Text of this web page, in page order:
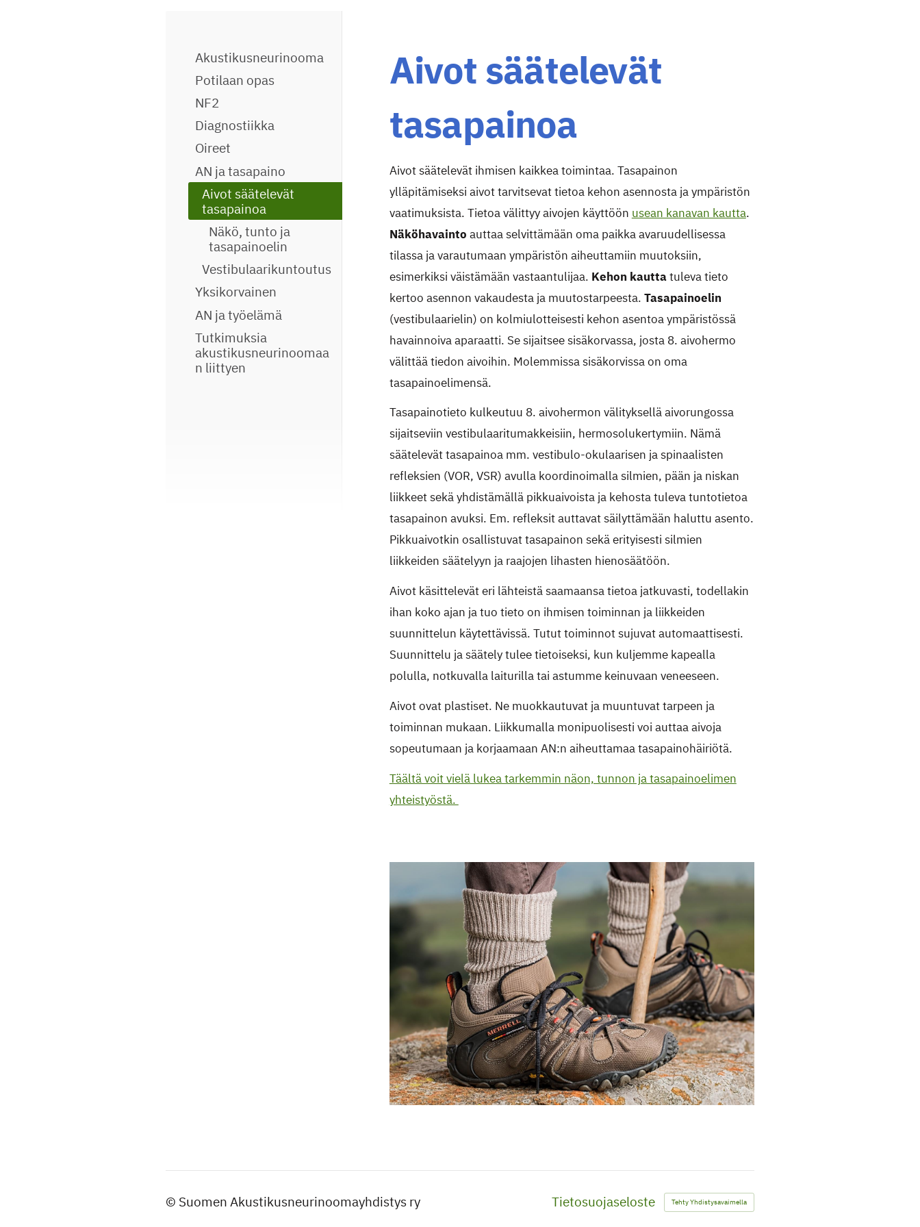
Akustikusneurinooma
Potilaan opas
NF2
Diagnostiikka
Oireet
AN ja tasapaino
Aivot säätelevät
tasapainoa
Näkö, tunto ja
tasapainoelin
Vestibulaarikuntoutus
Yksikorvainen
AN ja työelämä
Tutkimuksia
akustikusneurinoomaa
n liittyen
Aivot säätelevät
tasapainoa
Aivot säätelevät ihmisen kaikkea toimintaa. Tasapainon
ylläpitämiseksi aivot tarvitsevat tietoa kehon asennosta ja ympäristön
vaatimuksista. Tietoa välittyy aivojen käyttöön usean kanavan kautta.
Näköhavainto auttaa selvittämään oma paikka avaruudellisessa
tilassa ja varautumaan ympäristön aiheuttamiin muutoksiin,
esimerkiksi väistämään vastaantulijaa. Kehon kauttatuleva tieto
kertoo asennon vakaudesta ja muutostarpeesta. Tasapainoelin
(vestibulaarielin) on kolmiulotteisesti kehon asentoa ympäristössä
havainnoiva aparaatti. Se sijaitsee sisäkorvassa, josta 8. aivohermo
välittää tiedon aivoihin. Molemmissa sisäkorvissa on oma
tasapainoelimensä.
Tasapainotieto kulkeutuu 8. aivohermon välityksellä aivorungossa
sijaitseviin vestibulaaritumakkeisiin, hermosolukertymiin. Nämä
säätelevät tasapainoa mm. vestibulo-okulaarisen ja spinaalisten
refleksien (VOR, VSR) avulla koordinoimalla silmien, pään ja niskan
liikkeet sekä yhdistämällä pikkuaivoista ja kehosta tuleva tuntotietoa
tasapainon avuksi. Em. refleksit auttavat säilyttämään haluttu asento.
Pikkuaivotkin osallistuvat tasapainon sekä erityisesti silmien
liikkeiden säätelyyn ja raajojen lihasten hienosäätöön.
Aivot käsittelevät eri lähteistä saamaansa tietoa jatkuvasti, todellakin
ihan koko ajan ja tuo tieto on ihmisen toiminnan ja liikkeiden
suunnittelun käytettävissä. Tutut toiminnot sujuvat automaattisesti.
Suunnittelu ja säätely tulee tietoiseksi, kun kuljemme kapealla
polulla, notkuvalla laiturilla tai astumme keinuvaan veneeseen.
Aivot ovat plastiset. Ne muokkautuvat ja muuntuvat tarpeen ja
toiminnan mukaan. Liikkumalla monipuolisesti voi auttaa aivoja
sopeutumaan ja korjaamaan AN:n aiheuttamaa tasapainohäiriötä.
Täältä voit vielä lukea tarkemmin näon, tunnon ja tasapainoelimen
yhteistyöstä.
© Suomen Akustikusneurinoomayhdistys ry Tietosuojaseloste Tehty Yhdistysavaimella